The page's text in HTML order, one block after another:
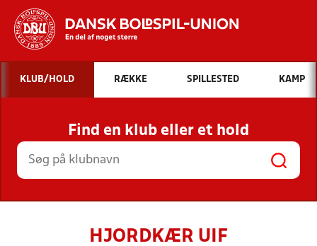
Hvad vil du søge efter?
INDHOLD OG NYHEDER
STILLINGER, RESULTATER, KLUBBER OG
HOLD
KLUB/HOLD RÆKKE SPILLESTED KAMP
Find en klub eller et hold
HJORDKÆR UIF